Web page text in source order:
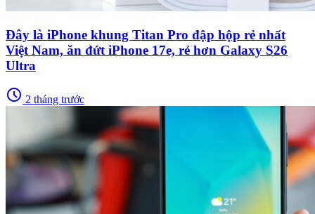
Đây là iPhone khung Titan Pro đập hộp rẻ nhất
Việt Nam, ăn đứt iPhone 17e, rẻ hơn Galaxy S26
Ultra
schedule 2 tháng trước